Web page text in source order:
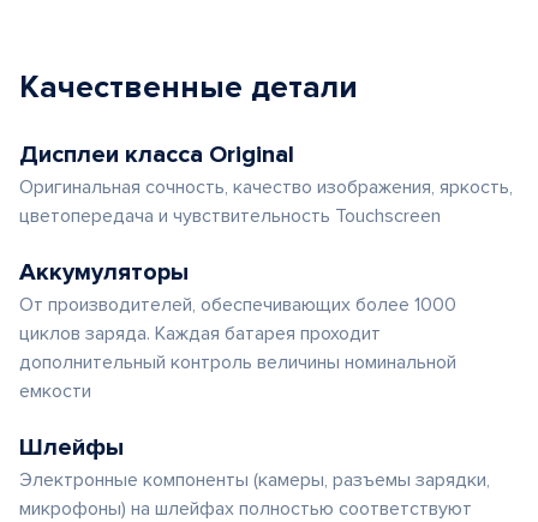
Качественные детали
Дисплеи класса Original
Оригинальная сочность, качество изображения, яркость,
цветопередача и чувствительность Touchscreen
Аккумуляторы
От производителей, обеспечивающих более 1000
циклов заряда. Каждая батарея проходит
дополнительный контроль величины номинальной
емкости
Шлейфы
Электронные компоненты (камеры, разъемы зарядки,
микрофоны) на шлейфах полностью соответствуют